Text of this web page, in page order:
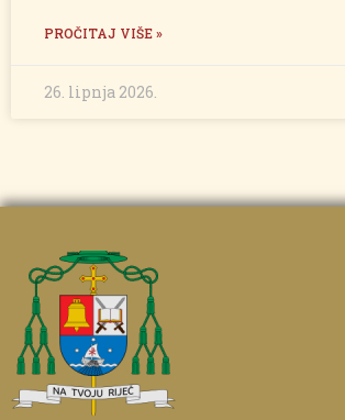
PROČITAJ VIŠE »
26. lipnja 2026.